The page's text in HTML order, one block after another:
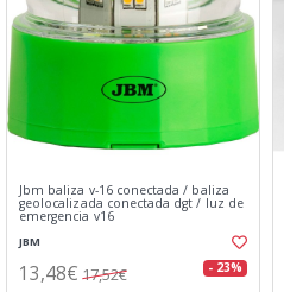
Jbm baliza v-16 conectada / baliza
geolocalizada conectada dgt / luz de
emergencia v16
JBM
13,48€ 17,52€ - 23%